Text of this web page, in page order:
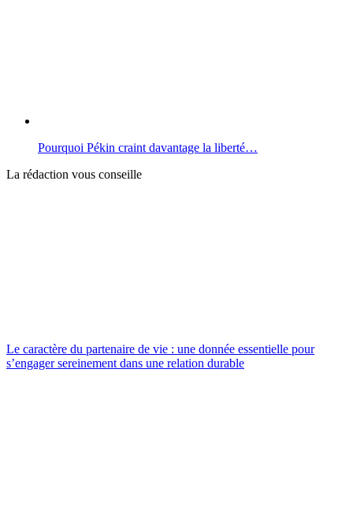
Pourquoi Pékin craint davantage la liberté…
La rédaction vous conseille
Le caractère du partenaire de vie : une donnée essentielle pour
s’engager sereinement dans une relation durable